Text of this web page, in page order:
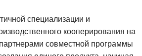
специализации и
кооперирования на
совместной программы